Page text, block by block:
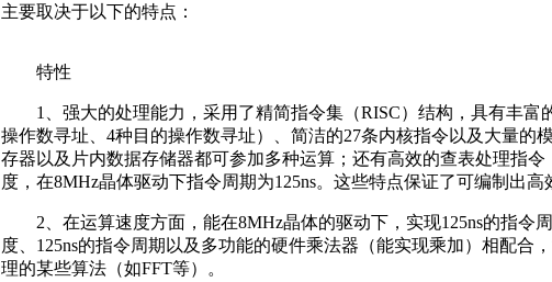
主要取决于以下的特点：
特性
1、强大的处理能力，采用了精简指令集（RISC）结构，具有丰富
操作数寻址、4种目的操作数寻址）、简洁的27条内核指令以及大量的
存器以及片内数据存储器都可参加多种运算；还有高效的查表处理指令
度，在8MHz晶体驱动下指令周期为125ns。这些特点保证了可编制出高
2、在运算速度方面，能在8MHz晶体的驱动下，实现125ns的指令
度、125ns的指令周期以及多功能的硬件乘法器（能实现乘加）相配合
理的某些算法（如FFT等）。